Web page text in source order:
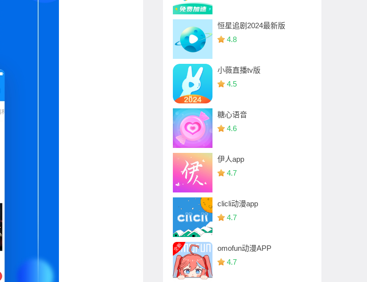
恒星追剧2024最新版
4.8
小薇直播tv版
4.5
糖心语音
4.6
伊人app
4.7
clicli动漫app
4.7
omofun动漫APP
4.7